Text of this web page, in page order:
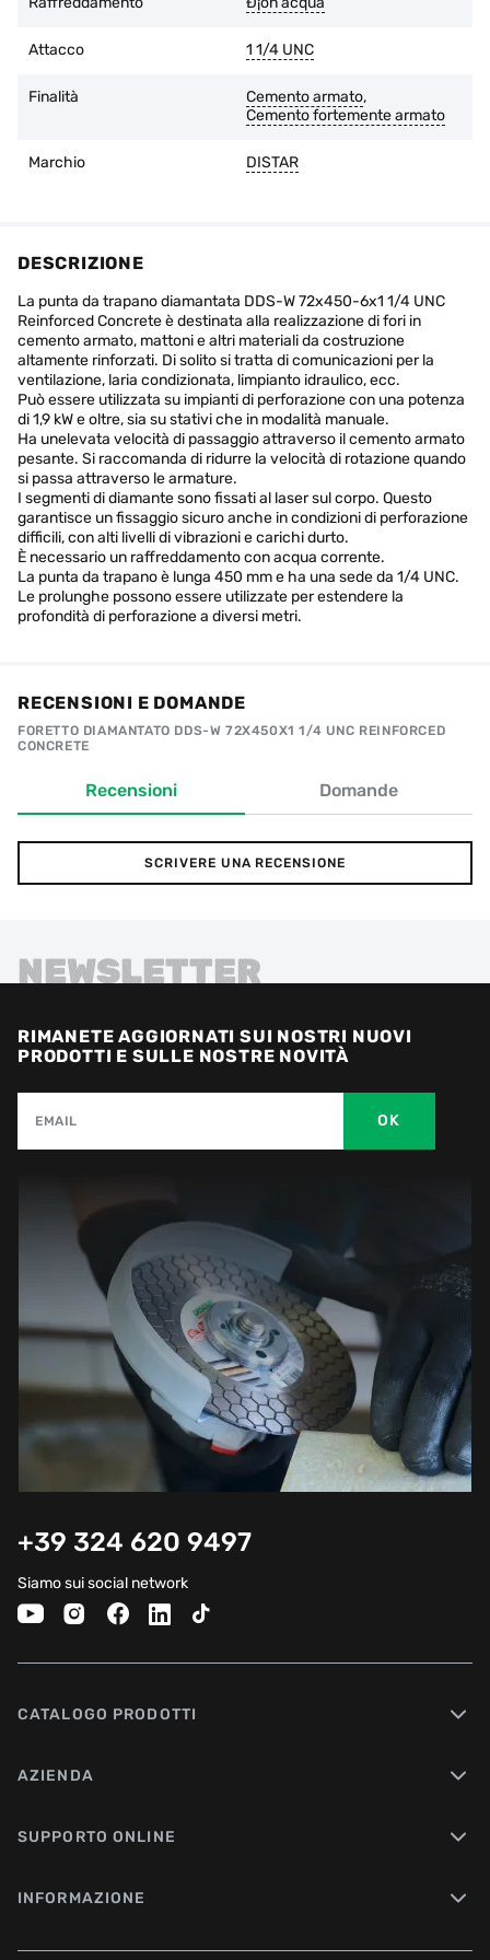
Attacco 1 1/4 UNC
Finalità Cemento armato,
Cemento fortemente armato
Marchio DISTAR
DESCRIZIONE
La punta da trapano diamantata DDS-W 72x450-6x1 1/4 UNC
Reinforced Concrete è destinata alla realizzazione di fori in
cemento armato, mattoni e altri materiali da costruzione
altamente rinforzati. Di solito si tratta di comunicazioni per la
ventilazione, laria condizionata, limpianto idraulico, ecc.
Può essere utilizzata su impianti di perforazione con una potenza
di 1,9 kW e oltre, sia su stativi che in modalità manuale.
Ha unelevata velocità di passaggio attraverso il cemento armato
pesante. Si raccomanda di ridurre la velocità di rotazione quando
si passa attraverso le armature.
I segmenti di diamante sono fissati al laser sul corpo. Questo
garantisce un fissaggio sicuro anche in condizioni di perforazione
difficili, con alti livelli di vibrazioni e carichi durto.
È necessario un raffreddamento con acqua corrente.
La punta da trapano è lunga 450 mm e ha una sede da 1/4 UNC.
Le prolunghe possono essere utilizzate per estendere la
profondità di perforazione a diversi metri.
RECENSIONI E DOMANDE
FORETTO DIAMANTATO DDS-W 72X450X1 1/4 UNC REINFORCED
CONCRETE
Recensioni Domande
SCRIVERE UNA RECENSIONE
NEWSLETTER
RIMANETE AGGIORNATI SUI NOSTRI NUOVI
PRODOTTI E SULLE NOSTRE NOVITÀ
EMAIL OK
+39 324 620 9497
Siamo sui social network
CATALOGO PRODOTTI
AZIENDA
SUPPORTO ONLINE
INFORMAZIONE